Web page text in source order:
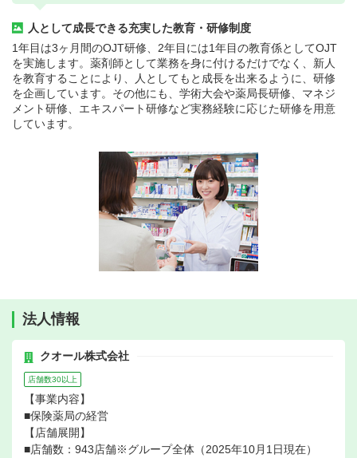
人として成長できる充実した教育・研修制度
1年目は3ヶ月間のOJT研修、2年目には1年目の教育係としてOJT
を実施します。薬剤師として業務を身に付けるだけでなく、新人
を教育することにより、人としてもと成長を出来るように、研修
を企画しています。その他にも、学術大会や薬局長研修、マネジ
メント研修、エキスパート研修など実務経験に応じた研修を用意
しています。
法人情報
クオール株式会社
店舗数30以上
【事業内容】
■保険薬局の経営
【店舗展開】
■店舗数：943店舗※グループ全体（2025年10月1日現在）